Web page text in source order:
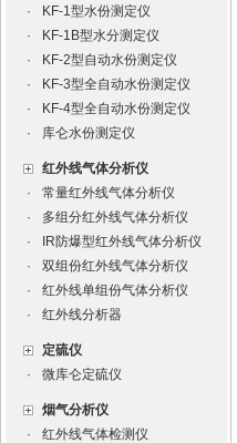
·
KF-1型水份测定仪
·
KF-1B型水分测定仪
·
KF-2型自动水份测定仪
·
KF-3型全自动水份测定仪
·
KF-4型全自动水份测定仪
·
库仑水份测定仪
红外线气体分析仪
·
常量红外线气体分析仪
·
多组分红外线气体分析仪
·
IR防爆型红外线气体分析仪
·
双组份红外线气体分析仪
·
红外线单组份气体分析仪
·
红外线分析器
定硫仪
·
微库仑定硫仪
烟气分析仪
·
红外线气体检测仪